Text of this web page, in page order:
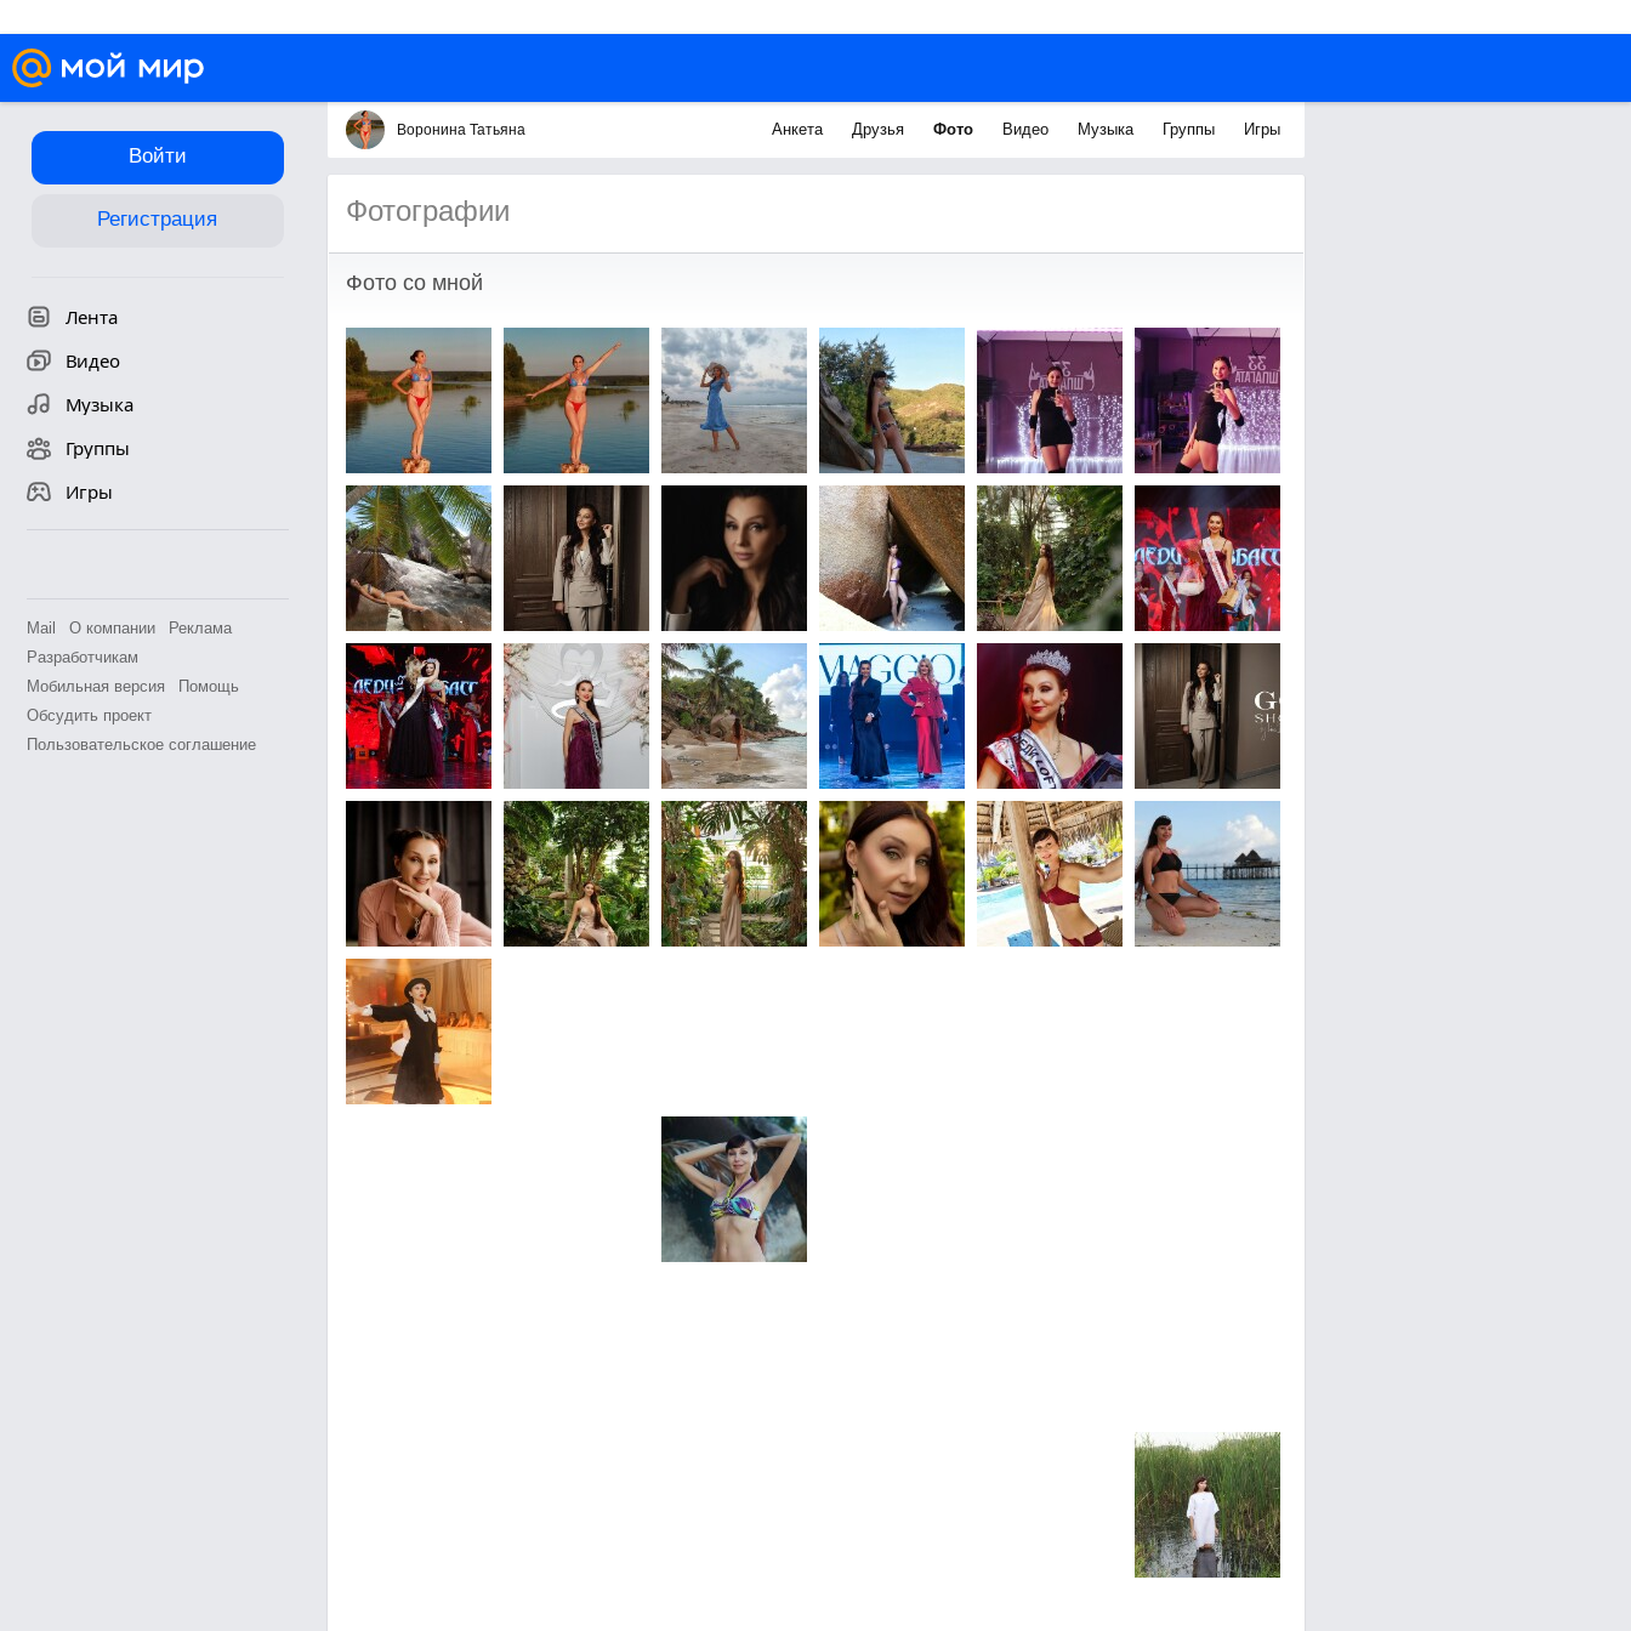
Войти
Регистрация
Лента
Видео
Музыка
Группы
Игры
Mail О компании
Реклама
Разработчикам
Мобильная версия
Помощь
Обсудить проект
Пользовательское соглашение
Воронина Татьяна Анкета Друзья Фото Видео Музыка Группы Игры
Фотографии
Фото со мной